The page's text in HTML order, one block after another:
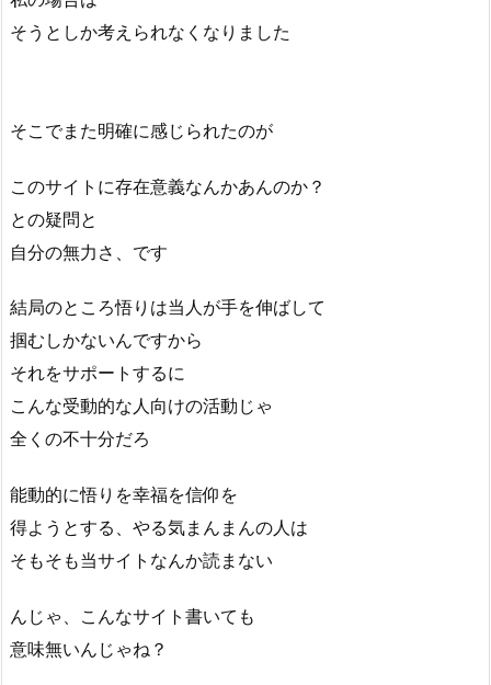
そうとしか考えられなくなりました
そこでまた明確に感じられたのが
このサイトに存在意義なんかあんのか？
との疑問と
自分の無力さ、です
結局のところ悟りは当人が手を伸ばして
掴むしかないんですから
それをサポートするに
こんな受動的な人向けの活動じゃ
全くの不十分だろ
能動的に悟りを幸福を信仰を
得ようとする、やる気まんまんの人は
そもそも当サイトなんか読まない
んじゃ、こんなサイト書いても
意味無いんじゃね？